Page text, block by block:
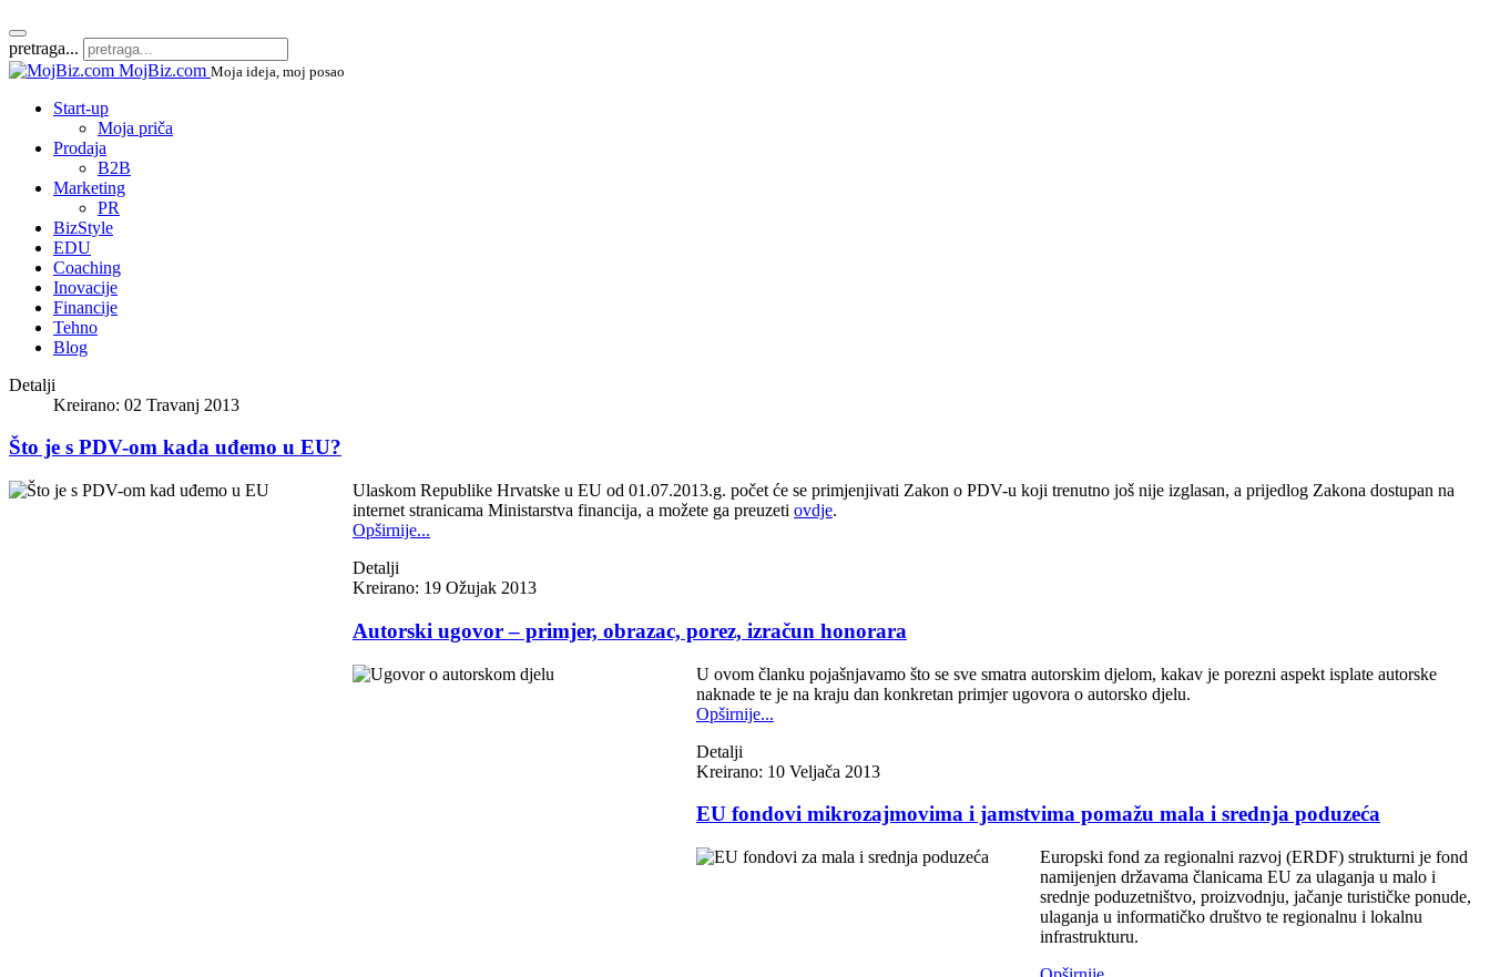
pretraga...
MojBiz.com Moja ideja, moj posao
Start-up
Moja priča
Prodaja
B2B
Marketing
PR
BizStyle
EDU
Coaching
Inovacije
Financije
Tehno
Blog
Detalji
Kreirano: 02 Travanj 2013
Što je s PDV-om kada uđemo u EU?
Ulaskom Republike Hrvatske u EU od 01.07.2013.g. počet će se primjenjivati Zakon o PDV-u koji trenutno još nije izglasan, a prijedlog Zakona dostupan na
internet stranicama Ministarstva financija, a možete ga preuzeti ovdje.
Opširnije...
Detalji
Kreirano: 19 Ožujak 2013
Autorski ugovor – primjer, obrazac, porez, izračun honorara
U ovom članku pojašnjavamo što se sve smatra autorskim djelom, kakav je porezni aspekt isplate autorske
naknade te je na kraju dan konkretan primjer ugovora o autorsko djelu.
Opširnije...
Detalji
Kreirano: 10 Veljača 2013
EU fondovi mikrozajmovima i jamstvima pomažu mala i srednja poduzeća
Europski fond za regionalni razvoj (ERDF) strukturni je fond
namijenjen državama članicama EU za ulaganja u malo i
srednje poduzetništvo, proizvodnju, jačanje turističke ponude,
ulaganja u informatičko društvo te regionalnu i lokalnu
infrastrukturu.